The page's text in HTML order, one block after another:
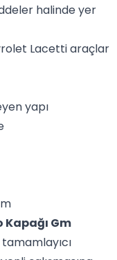
halinde yer
Lacetti araçlar
yapı
Gm